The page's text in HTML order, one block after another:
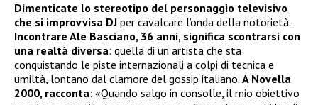
Dimenticate lo stereotipo del personaggio televisivo
che si improvvisa DJ per cavalcare l’onda della notorietà.
Incontrare Ale Basciano, 36 anni, significa scontrarsi con
una realtà diversa: quella di un artista che sta
conquistando le piste internazionali a colpi di tecnica e
umiltà, lontano dal clamore del gossip italiano. A Novella
2000, racconta: «Quando salgo in consolle, il mio obiettivo